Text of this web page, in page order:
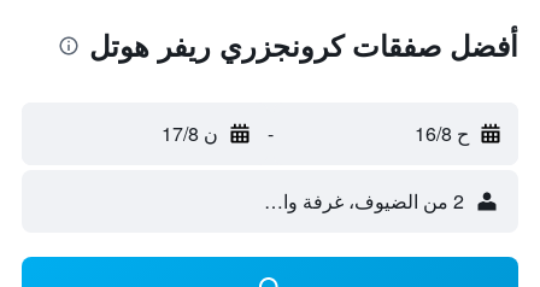
أفضل صفقات كرونجزري ريفر هوتل
ح 16/8 - ن 17/8
2 من الضيوف، غرفة واحدة